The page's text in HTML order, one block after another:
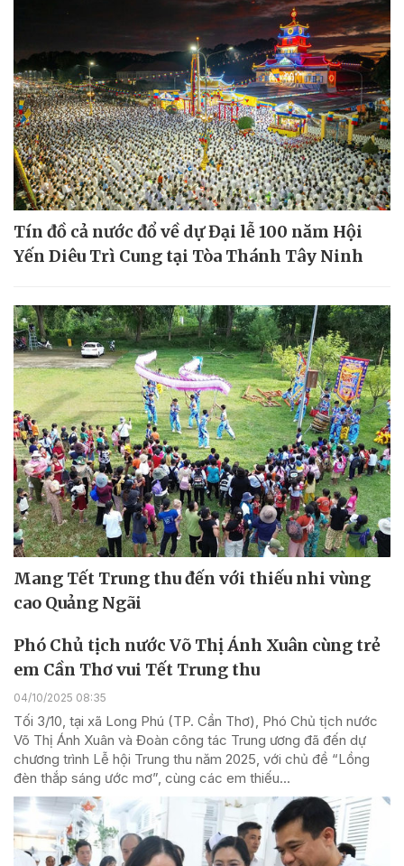
Tín đồ cả nước đổ về dự Đại lễ 100 năm Hội
Yến Diêu Trì Cung tại Tòa Thánh Tây Ninh
Mang Tết Trung thu đến với thiếu nhi vùng
cao Quảng Ngãi
Phó Chủ tịch nước Võ Thị Ánh Xuân cùng trẻ
em Cần Thơ vui Tết Trung thu
04/10/2025 08:35
Tối 3/10, tại xã Long Phú (TP. Cần Thơ), Phó Chủ tịch nước
Võ Thị Ánh Xuân và Đoàn công tác Trung ương đã đến dự
chương trình Lễ hội Trung thu năm 2025, với chủ đề “Lồng
đèn thắp sáng ước mơ”, cùng các em thiếu...